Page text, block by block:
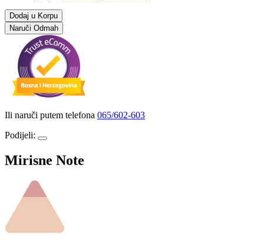
Dodaj u Korpu
Naruči Odmah
Ili naruči putem telefona 065/602-603
Podijeli:
Mirisne Note